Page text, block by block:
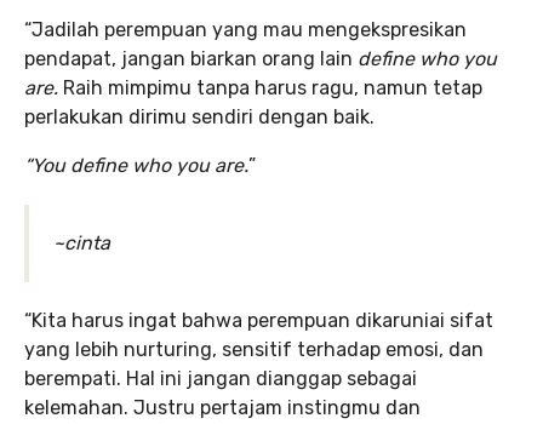
“Jadilah perempuan yang mau mengekspresikan
pendapat, jangan biarkan orang lain define who you
are. Raih mimpimu tanpa harus ragu, namun tetap
perlakukan dirimu sendiri dengan baik.
“You define who you are.”
~cinta
“Kita harus ingat bahwa perempuan dikaruniai sifat
yang lebih nurturing, sensitif terhadap emosi, dan
berempati. Hal ini jangan dianggap sebagai
kelemahan. Justru pertajam instingmu dan